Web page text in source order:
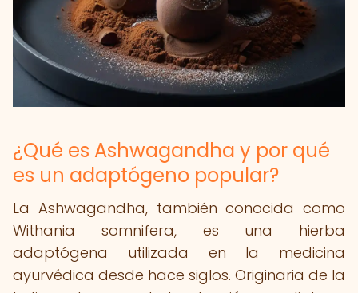
¿Qué es Ashwagandha y por qué
es un adaptógeno popular?
La Ashwagandha, también conocida como
Withania somnifera, es una hierba
adaptógena utilizada en la medicina
ayurvédica desde hace siglos. Originaria de la